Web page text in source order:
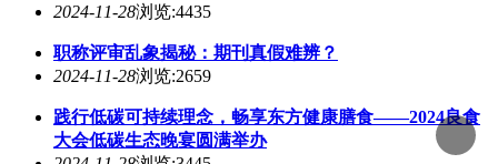
2024-11-28浏览:4435
职称评审乱象揭秘：期刊真假难辨？
2024-11-28浏览:2659
践行低碳可持续理念，畅享东方健康膳食——2024良食
大会低碳生态晚宴圆满举办